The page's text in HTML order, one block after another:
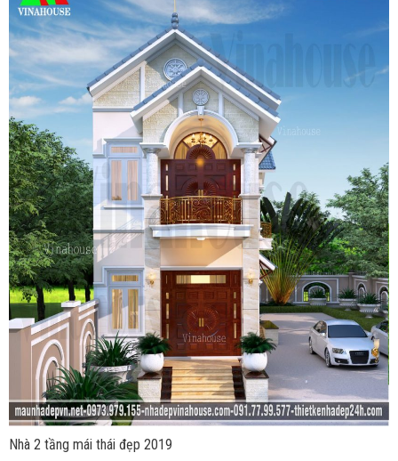
Nhà 2 tầng mái thái đẹp 2019